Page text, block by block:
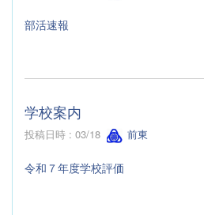
部活速報
学校案内
投稿日時 : 03/18 前東
令和７年度学校評価